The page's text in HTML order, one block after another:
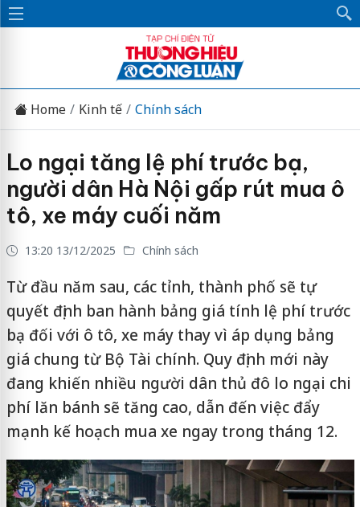
Home Kinh tế Chính sách
Lo ngại tăng lệ phí trước bạ,
người dân Hà Nội gấp rút mua ô
tô, xe máy cuối năm
13:20 13/12/2025 Chính sách
Từ đầu năm sau, các tỉnh, thành phố sẽ tự
quyết định ban hành bảng giá tính lệ phí trước
bạ đối với ô tô, xe máy thay vì áp dụng bảng
giá chung từ Bộ Tài chính. Quy định mới này
đang khiến nhiều người dân thủ đô lo ngại chi
phí lăn bánh sẽ tăng cao, dẫn đến việc đẩy
mạnh kế hoạch mua xe ngay trong tháng 12.